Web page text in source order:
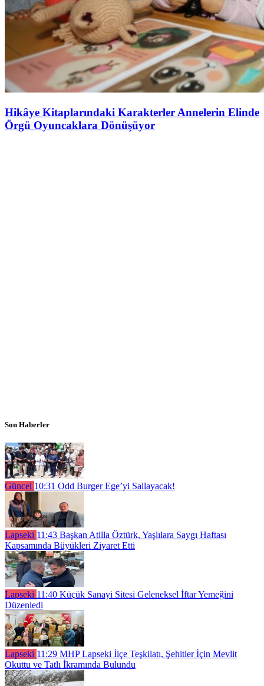
Hikâye Kitaplarındaki Karakterler Annelerin Elinde
Örgü Oyuncaklara Dönüşüyor
Son Haberler
Güncel 10:31 Odd Burger Ege’yi Sallayacak!
Lapseki 11:43 Başkan Atilla Öztürk, Yaşlılara Saygı Haftası
Kapsamında Büyükleri Ziyaret Etti
Lapseki 11:40 Küçük Sanayi Sitesi Geleneksel İftar Yemeğini
Düzenledi
Lapseki 11:29 MHP Lapseki İlçe Teşkilatı, Şehitler İçin Mevlit
Okuttu ve Tatlı İkramında Bulundu